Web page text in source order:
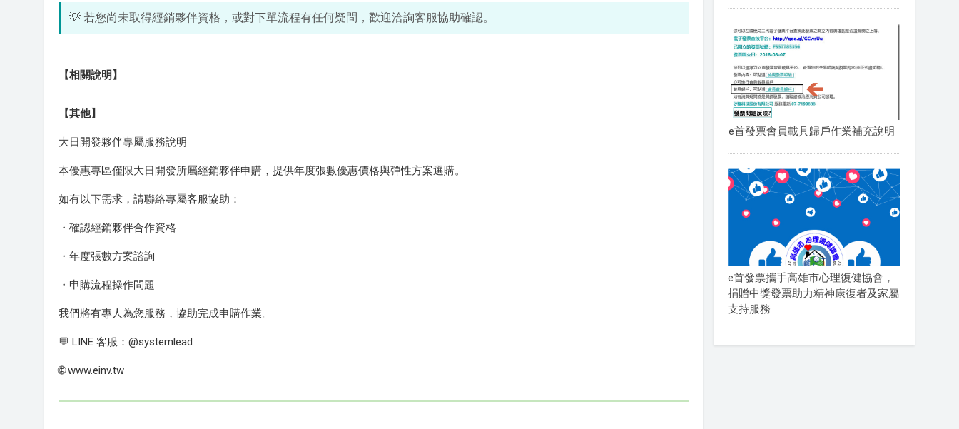
💡 若您尚未取得經銷夥伴資格，或對下單流程有任何疑問，歡迎洽詢客服協助確認。
【相關說明】
【其他】
大日開發夥伴專屬服務說明
本優惠專區僅限大日開發所屬經銷夥伴申購，提供年度張數優惠價格與彈性方案選購。
如有以下需求，請聯絡專屬客服協助：
・確認經銷夥伴合作資格
・年度張數方案諮詢
・申購流程操作問題
我們將有專人為您服務，協助完成申購作業。
💬 LINE 客服：@systemlead
🌐 www.einv.tw
e首發票會員載具歸戶作業補充說明
e首發票攜手高雄市心理復健協會，
捐贈中獎發票助力精神康復者及家屬
支持服務